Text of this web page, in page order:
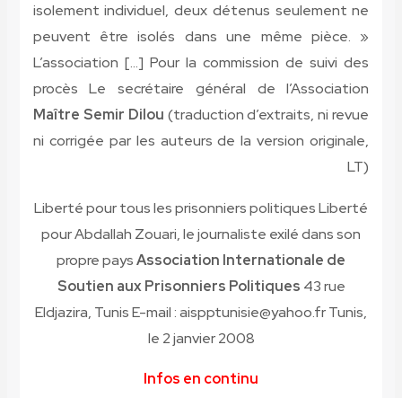
isolement individuel, deux détenus seulement ne
peuvent être isolés dans une même pièce. »
L’association […] Pour la commission de suivi des
procès Le secrétaire général de l’Association
Maître Semir Dilou (traduction d’extraits, ni revue
ni corrigée par les auteurs de la version originale,
LT)
Liberté pour tous les prisonniers politiques Liberté
pour Abdallah Zouari, le journaliste exilé dans son
propre paysAssociation Internationale de
Soutien aux Prisonniers Politiques 43 rue
Eldjazira, Tunis E-mail : aispptunisie@yahoo.fr Tunis,
le 2 janvier 2008
Infos en continu